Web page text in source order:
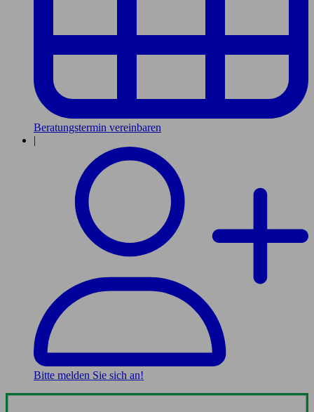
Beratungstermin vereinbaren
|
Bitte melden Sie sich an!